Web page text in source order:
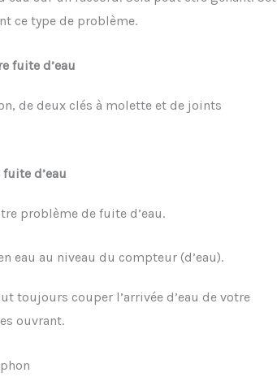
ce type de problème.
fuite d’eau
de deux clés à molette et de joints
d’eau
problème de fuite d’eau.
eau au niveau du compteur (d’eau).
toujours couper l’arrivée d’eau de votre
ouvrant.